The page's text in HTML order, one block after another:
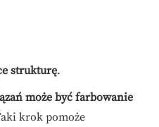
strukturę.
może być farbowanie
krok pomoże